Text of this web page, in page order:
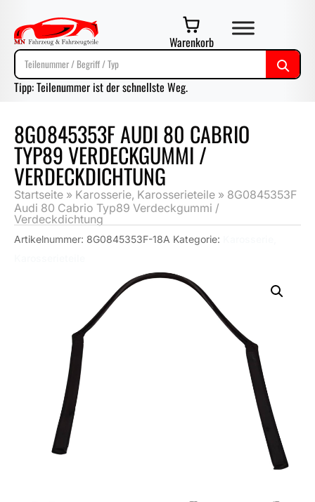
Warenkorb
Tipp: Teilenummer ist der schnellste Weg.
8G0845353F AUDI 80 CABRIO
TYP89 VERDECKGUMMI /
VERDECKDICHTUNG
Startseite » Karosserie, Karosserieteile » 8G0845353F
Audi 80 Cabrio Typ89 Verdeckgummi /
Verdeckdichtung
Artikelnummer: 8G0845353F-18A Kategorie: